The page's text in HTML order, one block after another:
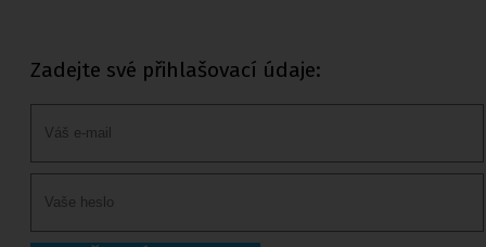
Zadejte své přihlašovací údaje: